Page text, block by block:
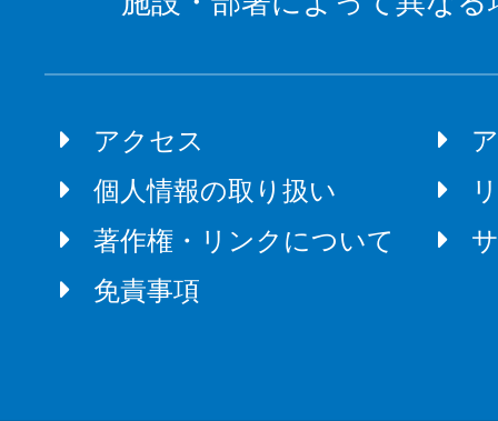
アクセス
個人情報の取り扱い
著作権・リンクについて
免責事項